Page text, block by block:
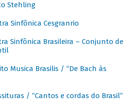
Stehling
Sinfônica Cesgranrio
Sinfônica Brasileira – Conjunto de
Musica Brasilis / “De Bach às
/ “Cantos e cordas do Brasil”